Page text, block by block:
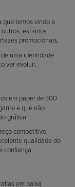
que temos vindo a
estamos
promocionais.
uma identidade
ver evoluir.
em papel de 300
e que não
gráfica.
competitivo.
qualidade do
confiança.
em baixa